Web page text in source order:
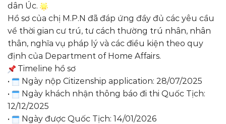
dân Úc.
Hồ sơ của chị M.P.N đã đáp ứng đầy đủ các yêu cầu
về thời gian cư trú, tư cách thường trú nhân, nhân
thân, nghĩa vụ pháp lý và các điều kiện theo quy
định của Department of Home Affairs.
Timeline hồ sơ
•
Ngày nộp Citizenship application: 28/07/2025
•
Ngày khách nhận thông báo đi thi Quốc Tịch:
12/12/2025
•
Ngày được Quốc Tịch: 14/01/2026